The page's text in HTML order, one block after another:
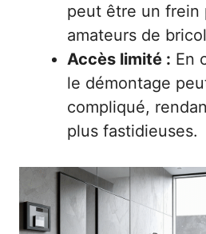
peut être un frein
amateurs de
Accès limité : En
le démontage
compliqué,
plus fastidieuses.